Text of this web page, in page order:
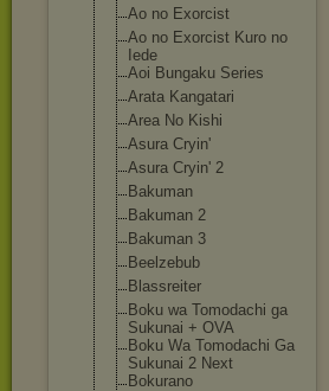
Ao no Exorcist
Ao no Exorcist Kuro no
Iede
Aoi Bungaku Series
Arata Kangatari
Area No Kishi
Asura Cryin'
Asura Cryin' 2
Bakuman
Bakuman 2
Bakuman 3
Beelzebub
Blassreiter
Boku wa Tomodachi ga
Sukunai + OVA
Boku Wa Tomodachi Ga
Sukunai 2 Next
Bokurano